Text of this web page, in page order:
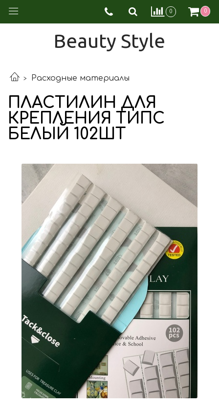
0 0
Beauty Style
Расходные материалы
ПЛАСТИЛИН ДЛЯ
КРЕПЛЕНИЯ ТИПС
БЕЛЫЙ 102ШТ